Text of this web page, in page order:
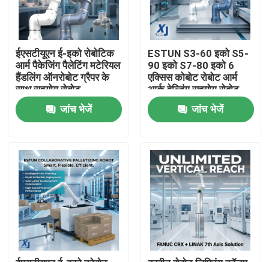
घर
उत्पाद
वीडियो
ईएसटीयूएन ई-इको रोबोटिक
आर्म पैकेजिंग पैलेटिंग मटेरियल
हैंडलिंग ऑनरोबोट ग्रैपर के
साथ सहयोग रोबोट
जांच भेजें
ESTUN S3-60 इको S5-
90 इको S7-80 इको 6
एक्सिस कोबोट रोबोट आर्म
आर्क वेल्डिंग सहयोग रोबोट
सीएनजीबीएस वेल्डिंग
पोजिशनिंग जांच भेजें